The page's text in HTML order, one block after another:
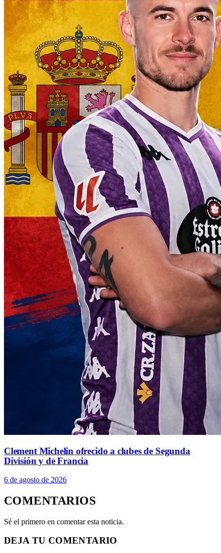
Clement Michelin ofrecido a clubes de Segunda
División y de Francia
6 de agosto de 2026
COMENTARIOS
Sé el primero en comentar esta noticia.
DEJA TU COMENTARIO